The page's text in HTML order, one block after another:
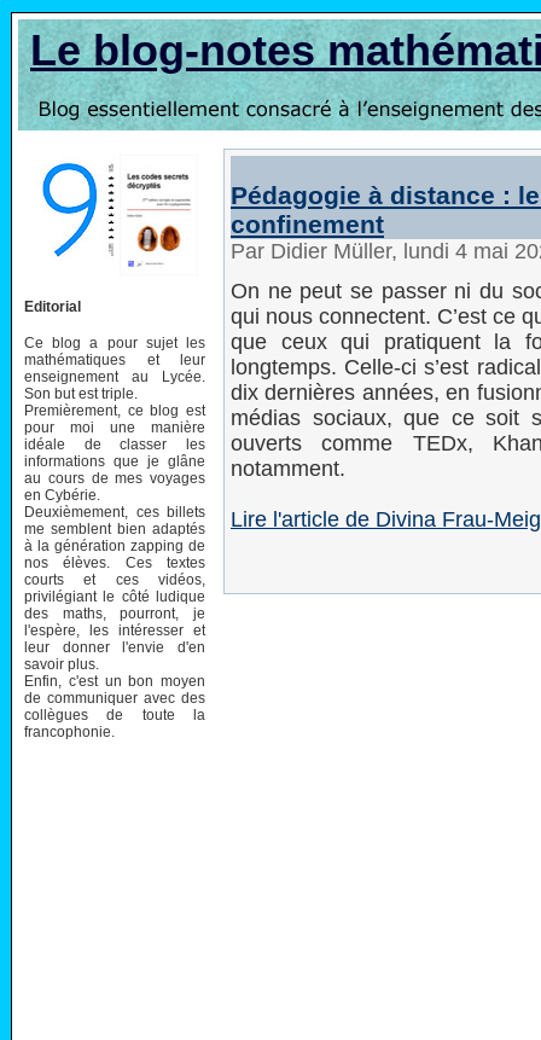
Le blog-notes
Editorial
Ce blog a pour sujet les
mathématiques et leur
enseignement au Lycée.
Son but est triple.
Premièrement, ce blog est
pour moi une manière
idéale de classer les
informations que je glâne
au cours de mes voyages
en Cybérie.
Deuxièmement, ces billets
me semblent bien adaptés
à la génération zapping de
nos élèves. Ces textes
courts et ces vidéos,
privilégiant le côté ludique
des maths, pourront, je
l'espère, les intéresser et
leur donner l'envie d'en
savoir plus.
Enfin, c'est un bon moyen
de communiquer avec des
collègues de toute la
francophonie.
Pédagogie à distance :
confinement
Par Didier Müller, lundi 4 mai
On ne peut se passer ni du
qui nous connectent. C’est ce
que ceux qui pratiquent la
longtemps. Celle-ci s’est
dix dernières années, en
médias sociaux, que ce soit
ouverts comme TEDx,
notamment.
Lire l'article de Divina Frau-